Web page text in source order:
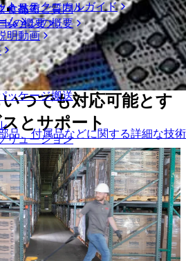
品、付属品などに関する詳細な技術
技術
ションの概要
食品
ッケージ搬送
リューション
リアルハンドリング
と流通
包
動車産業
リー
ト・テクニカルガイド
ム
明動画
くあるご質問
の概要
ション
つでも対応可能とす
とサポート